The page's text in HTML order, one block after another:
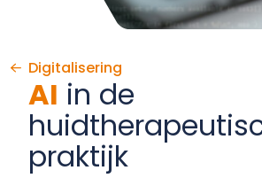
Digitalisering
AI in de
praktijk